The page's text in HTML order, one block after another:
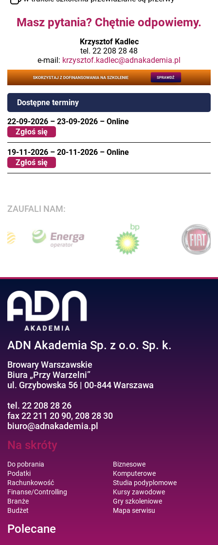
Masz pytania? Chętnie odpowiemy.
Krzysztof Kadlec
tel. 22 208 28 48
e-mail: krzysztof.kadlec@adnakademia.pl
Dostępne terminy
22-09-2026 – 23-09-2026 – Online
Zgłoś się
19-11-2026 – 20-11-2026 – Online
Zgłoś się
ZAUFALI NAM:
ADN Akademia Sp. z o.o. Sp. k.
Browary Warszawskie
Biura „Przy Warzelni”
ul. Grzybowska 56 | 00-844 Warszawa
tel. 22 208 28 26
fax 22 211 20 90, 208 28 30
biuro@adnakademia.pl
Na skróty
Do pobrania
Podatki
Rachunkowość
Finanse/Controlling
Branże
Budżet
Biznesowe
Komputerowe
Studia podyplomowe
Kursy zawodowe
Gry szkoleniowe
Mapa serwisu
Polecane